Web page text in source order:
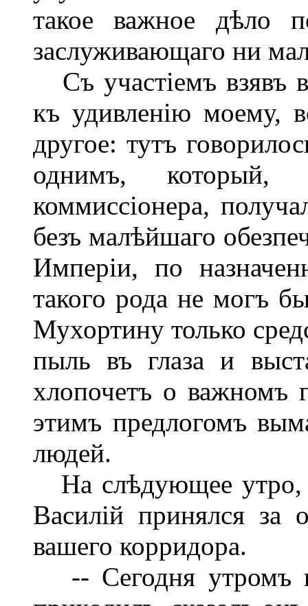
такое важное дѣло
заслуживающаго ни
Съ участіемъ взявъ
къ удивленію моему,
другое: тутъ
однимъ, который,
коммиссіонера,
безъ малѣйшаго
Имперіи, по
такого рода не могъ
Мухортину только
пыль въ глаза и
хлопочетъ о важномъ
этимъ предлогомъ
людей.
На слѣдующее утро,
Василій принялся за
вашего корридора.
-- Сегодня утромъ